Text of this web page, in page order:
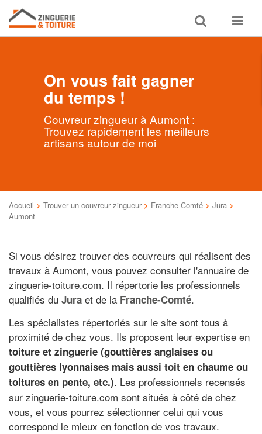
Toggle
search
Toggle
On vous fait gagner
du temps !
Couvreur zingueur à Aumont :
Trouvez rapidement les meilleurs
artisans autour de moi
Accueil > Trouver un couvreur zingueur > Franche-Comté > Jura >
Aumont
Si vous désirez trouver des couvreurs qui réalisent des
travaux à Aumont, vous pouvez consulter l'annuaire de
zinguerie-toiture.com. Il répertorie les professionnels
qualifiés du Jura et de la Franche-Comté.
Les spécialistes répertoriés sur le site sont tous à
proximité de chez vous. Ils proposent leur expertise en
toiture et zinguerie (gouttières anglaises ou
gouttières lyonnaises mais aussi toit en chaume ou
toitures en pente, etc.). Les professionnels recensés
sur zinguerie-toiture.com sont situés à côté de chez
vous, et vous pourrez sélectionner celui qui vous
correspond le mieux en fonction de vos travaux.